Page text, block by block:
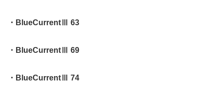
・BlueCurrentⅢ 63
・BlueCurrentⅢ 69
・BlueCurrentⅢ 74